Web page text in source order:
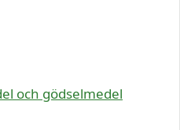
och gödselmedel